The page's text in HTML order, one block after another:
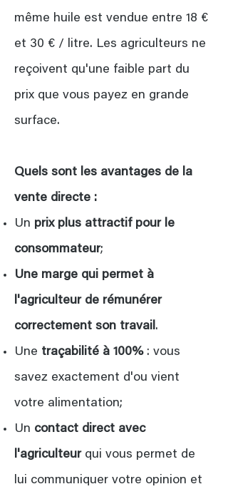
même huile est vendue entre 18 €
et 30 € / litre. Les agriculteurs ne
reçoivent qu'une faible part du
prix que vous payez en grande
surface.
Quels sont les avantages de la
vente directe :
Un prix plus attractif pour le
consommateur;
Une marge qui permet à
l'agriculteur de rémunérer
correctement son travail .
Une traçabilité à 100%: vous
savez exactement d'ou vient
votre alimentation;
Un contact direct avec
l'agriculteurqui vous permet de
lui communiquer votre opinion et